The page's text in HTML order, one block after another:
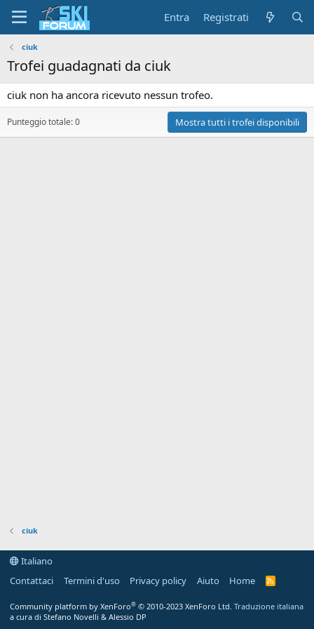
Entra Registrati
ciuk
Trofei guadagnati da ciuk
ciuk non ha ancora ricevuto nessun trofeo.
Punteggio totale: 0 Mostra tutti i trofei disponibili
ciuk
Italiano
Contattaci
Termini d'uso Privacy policy Aiuto Home
R
Community platform by XenForo® © 2010-2023 XenForo Ltd. Traduzione italiana
a cura di Stefano Novelli & Alessio DP